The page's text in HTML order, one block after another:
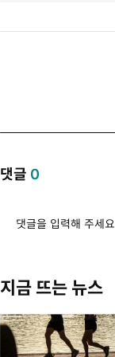
댓글 0
댓글을 입력해 주세요
지금 뜨는 뉴스